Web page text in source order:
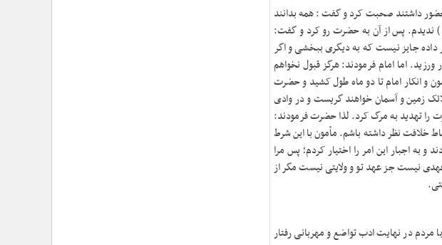
حضور داشتند صحبت کرد و گفت : همه بدانند
) ندیدم. پس از آن به حضرت رو کرد و گفت:
داده جایز نیست که به دیگری ببخشی و اگر
اما امام فرمودند:‌هرگز قبول نخواهم
و انکار امام تا دو ماه طول کشید و حضرت
زمین و آسمان خواهند گریست و در وادی
را تهدید به مرگ کرد. لذا حضرت فرمودند:
خلافت نظر داشته باشم. مأمون با این شرط
به اجبار این امر را اختیار کردم؛ پس مرا
نیست جز عهد تو و ولایتی نیست مگر از
.
در نهایت ادب تواضع و مهربانی رفتار